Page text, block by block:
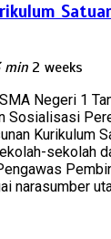
min 2 weeks
Negeri 1
Sosialisasi
Kurikulum
sekolah
narasumber